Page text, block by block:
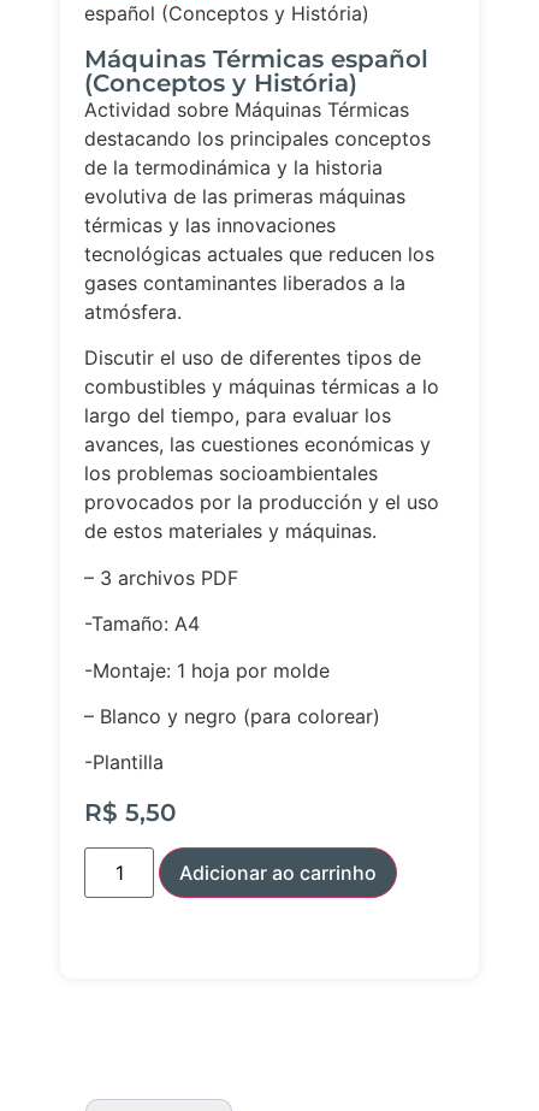
español (Conceptos y História)
Máquinas Térmicas español
(Conceptos y História)
Actividad sobre Máquinas Térmicas
destacando los principales conceptos
de la termodinámica y la historia
evolutiva de las primeras máquinas
térmicas y las innovaciones
tecnológicas actuales que reducen los
gases contaminantes liberados a la
atmósfera.
Discutir el uso de diferentes tipos de
combustibles y máquinas térmicas a lo
largo del tiempo, para evaluar los
avances, las cuestiones económicas y
los problemas socioambientales
provocados por la producción y el uso
de estos materiales y máquinas.
– 3 archivos PDF
-Tamaño: A4
-Montaje: 1 hoja por molde
– Blanco y negro (para colorear)
-Plantilla
R$ 5,50
Adicionar ao carrinho